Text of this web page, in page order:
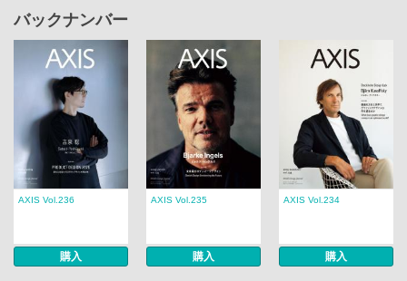
バックナンバー
AXIS Vol.236
購入
AXIS Vol.235
購入
AXIS Vol.234
購入